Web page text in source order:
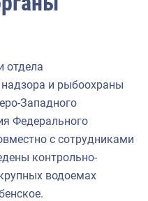
ценностей
отдела
надзора и рыбоохраны
Западного
Федерального
с сотрудниками
контрольно-
водоемах